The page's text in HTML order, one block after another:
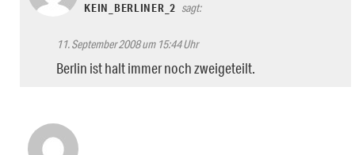
KEIN_BERLINER_2 sagt:
11. September 2008 um 15:44 Uhr
Berlin ist halt immer noch zweigeteilt.